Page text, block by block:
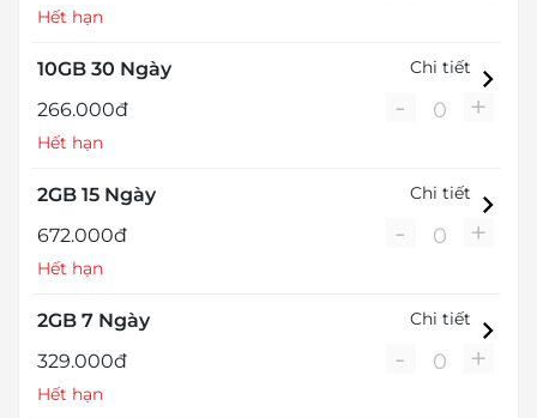
Hết hạn
10GB 30 Ngày
266.000đ
Hết hạn
Chi tiết
- 0 +
2GB 15 Ngày
672.000đ
Hết hạn
Chi tiết
- 0 +
2GB 7 Ngày
329.000đ
Hết hạn
Chi tiết
- 0 +